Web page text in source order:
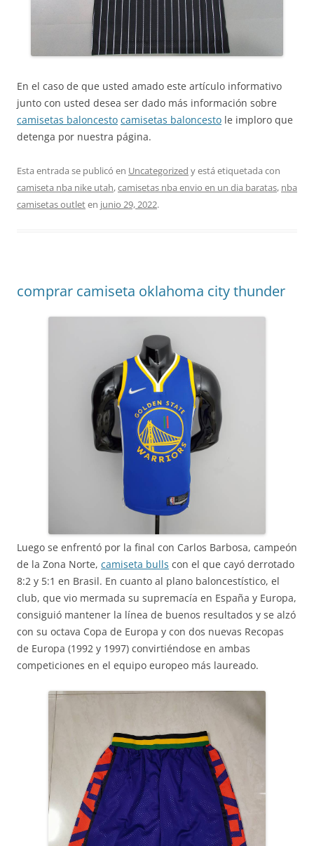
En el caso de que usted amado este artículo informativo
junto con usted desea ser dado más información sobre
camisetas baloncesto camisetas baloncesto le imploro que
detenga por nuestra página.
Esta entrada se publicó en Uncategorized y está etiquetada con
camiseta nba nike utah,camisetas nba envio en un dia baratas, nba
camisetas outleten junio 29, 2022.
comprar camiseta oklahoma city thunder
Luego se enfrentó por la final con Carlos Barbosa, campeón
de la Zona Norte, camiseta bulls con el que cayó derrotado
8:2 y 5:1 en Brasil. En cuanto al plano baloncestístico, el
club, que vio mermada su supremacía en España y Europa,
consiguió mantener la línea de buenos resultados y se alzó
con su octava Copa de Europa y con dos nuevas Recopas
de Europa (1992 y 1997) convirtiéndose en ambas
competiciones en el equipo europeo más laureado.